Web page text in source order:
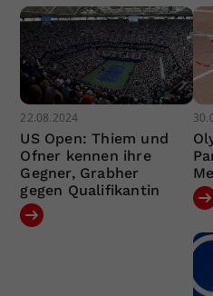
22.08.2024
US Open: Thiem und
Ofner kennen ihre
Gegner, Grabher
gegen Qualifikantin